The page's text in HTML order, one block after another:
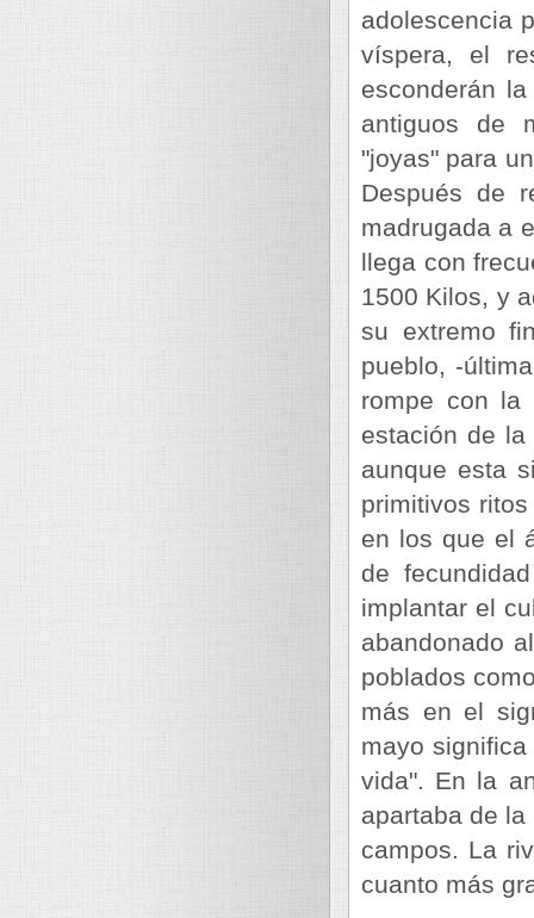
adolescencia
víspera, el
esconderán
antiguos de
"joyas" para
Después de
madrugada a
llega con
1500 Kilos, y
su extremo
pueblo, -
rompe con la
estación de
aunque esta
primitivos
en los que el
de
implantar el
abandonado
poblados
más en el
mayo
vida". En la
apartaba de
campos. La
cuanto más